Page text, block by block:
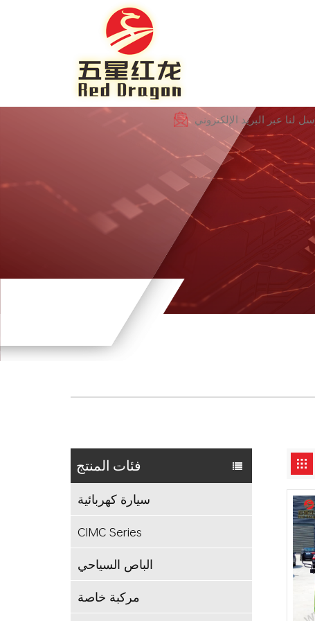
فئات المنتج
سيارة كهربائية
CIMC Series
الباص السياحي
مركبة خاصة